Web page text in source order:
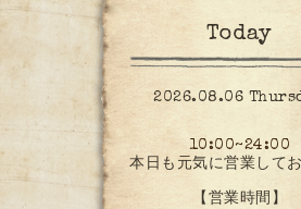
Today
2026.08.06
10:00~24:00
本日も元気に営業して
【営業時間】